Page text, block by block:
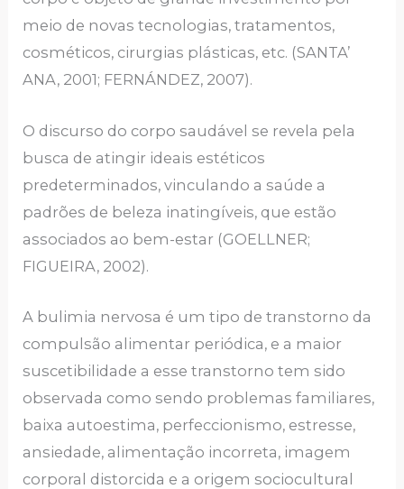
meio de novas tecnologias, tratamentos,
cosméticos, cirurgias plásticas, etc. (SANTA’
ANA, 2001; FERNÁNDEZ, 2007).
O discurso do corpo saudável se revela pela
busca de atingir ideais estéticos
predeterminados, vinculando a saúde a
padrões de beleza inatingíveis, que estão
associados ao bem-estar (GOELLNER;
FIGUEIRA, 2002).
A bulimia nervosa é um tipo de transtorno da
compulsão alimentar periódica, e a maior
suscetibilidade a esse transtorno tem sido
observada como sendo problemas familiares,
baixa autoestima, perfeccionismo, estresse,
ansiedade, alimentação incorreta, imagem
corporal distorcida e a origem sociocultural